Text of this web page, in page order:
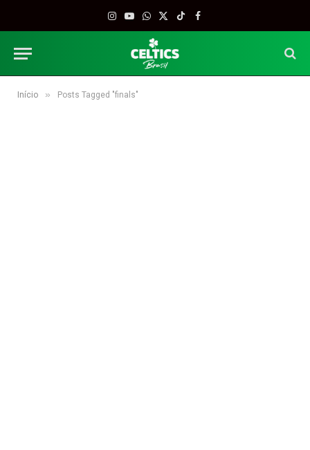
Instagram
YouTube
WhatsApp
X
TikTokFacebook
Início » Posts Tagged "finals"